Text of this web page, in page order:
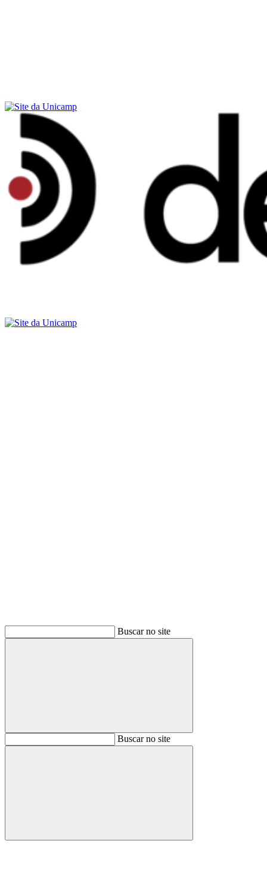
Buscar no site
BuscarBuscar no site
Buscar